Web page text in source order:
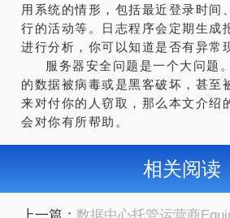
用系统的情形，包括最近登录时间
行的活动等。日志程序会定期生成
进行分析，你可以知道是否有异常
服务器安全问题是一个大问题
的数据被病毒或是黑客破坏，甚至
来对付你的人窃取，那么本文介绍
会对你有所帮助。
相关阅读